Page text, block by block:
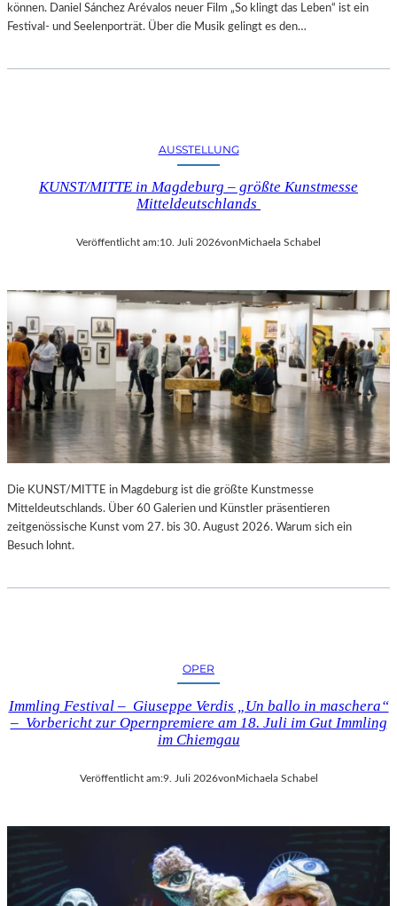
können. Daniel Sánchez Arévalos neuer Film „So klingt das Leben“ ist ein
Festival- und Seelenporträt. Über die Musik gelingt es den…
AUSSTELLUNG
KUNST/MITTE in Magdeburg – größte Kunstmesse
Mitteldeutschlands
Veröffentlicht am:10. Juli 2026vonMichaela Schabel
Die KUNST/MITTE in Magdeburg ist die größte Kunstmesse
Mitteldeutschlands. Über 60 Galerien und Künstler präsentieren
zeitgenössische Kunst vom 27. bis 30. August 2026. Warum sich ein
Besuch lohnt.
OPER
Immling Festival – Giuseppe Verdis „Un ballo in maschera“
– Vorbericht zur Opernpremiere am 18. Juli im Gut Immling
im Chiemgau
Veröffentlicht am:9. Juli 2026vonMichaela Schabel